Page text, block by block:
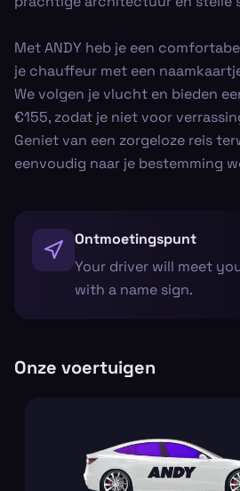
Met ANDY heb je een
je chauffeur met een
We volgen je vlucht en bieden
€155, zodat je niet voor
Geniet van een zorgeloze reis
eenvoudig naar je bestemming
Ontmoetingspunt
Your driver will meet
with a name sign.
Onze voertuigen